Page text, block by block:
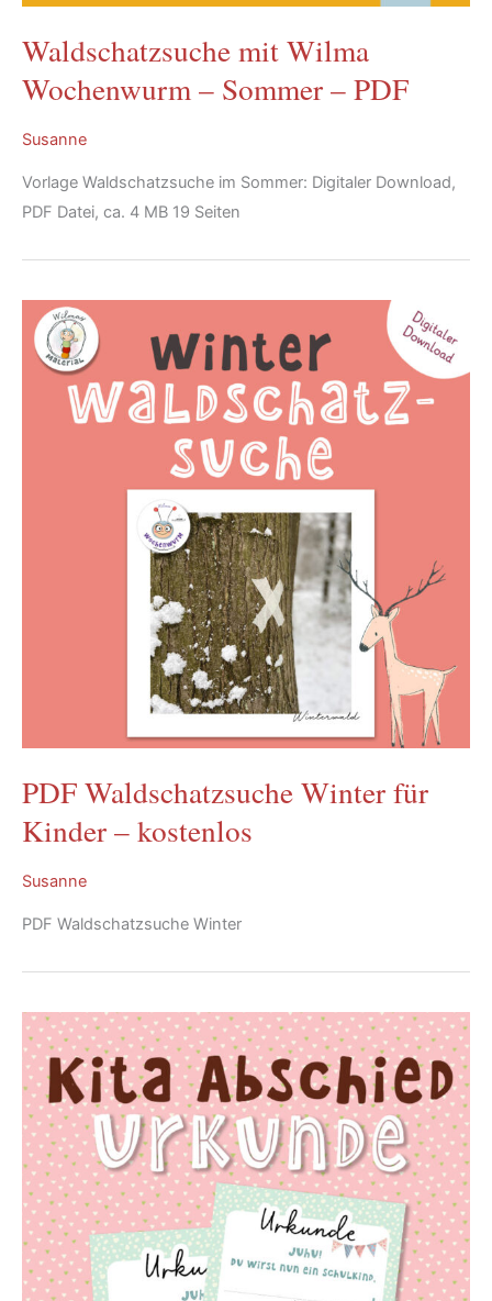
Waldschatzsuche mit Wilma
Wochenwurm – Sommer – PDF
Susanne
Vorlage Waldschatzsuche im Sommer: Digitaler Download,
PDF Datei, ca. 4 MB 19 Seiten
PDF Waldschatzsuche Winter für
Kinder – kostenlos
Susanne
PDF Waldschatzsuche Winter